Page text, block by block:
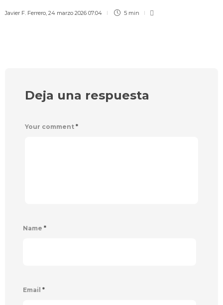
Javier F. Ferrero, 24 marzo 2026 07:04 5 min
Deja una respuesta
Your comment *
Name *
Email *